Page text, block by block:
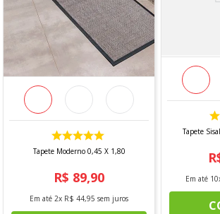
Composição
- Parte superior confeccionada em 100%
- Produto com base confeccionada em
Dimesões
Largura: 1,00 m
Comprimento: 1,40 m
*imagens meramente ilustrativas
Tapete Moderno 0,45 X 1,80
R$ 89,90
Em até 2x R$ 44,95 sem juros
Tapete
Em até 10